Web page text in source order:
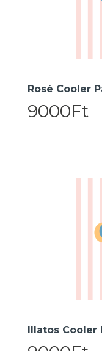
Rosé Cooler
9000Ft
Illatos Cooler